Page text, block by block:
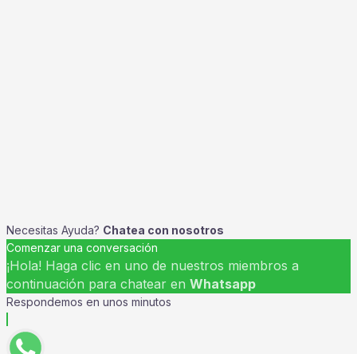
Necesitas Ayuda? Chatea con nosotros
Comenzar una conversación
¡Hola! Haga clic en uno de nuestros miembros a
continuación para chatear en Whatsapp
Respondemos en unos minutos